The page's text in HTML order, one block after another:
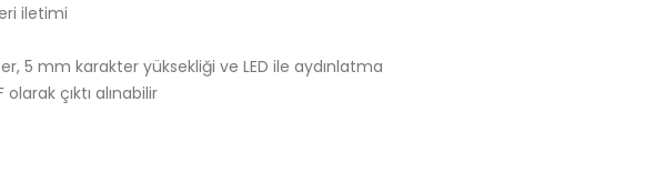
iletimi
5 mm karakter yüksekliği ve LED ile aydınlatma
çıktı alınabilir